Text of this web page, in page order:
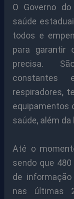
O Governo
saúde
todos e
para garantir
precisa.
constantes
respiradores,
equipamentos
saúde, além
Até o
sendo que
de
nas últimas